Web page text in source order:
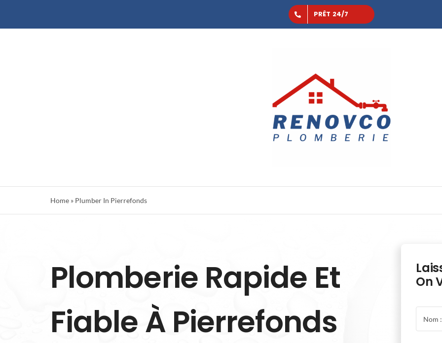
PRÊT 24/7
Home » Plumber In Pierrefonds
Plomberie Rapide Et
Fiable À Pierrefonds
On